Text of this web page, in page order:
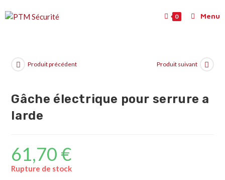
0 Menu
Produit précédent Produit suivant
Gâche électrique pour serrure a
larde
61,70 €
Rupture de stock